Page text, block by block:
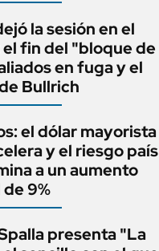
la sesión en el
el fin del "bloque de
en fuga y el
Bullrich
el dólar mayorista
y el riesgo país
a un aumento
9%
presenta "La